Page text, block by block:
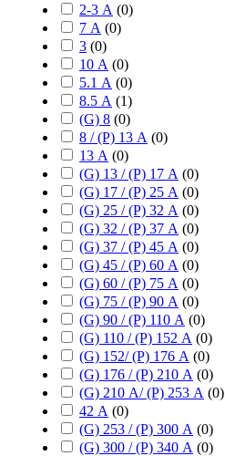
2-3 А (0)
7 А (0)
3 (0)
10 А (0)
5.1 А (0)
8.5 А (1)
(G) 8 (0)
8 / (P) 13 А (0)
13 А (0)
(G) 13 / (P) 17 А (0)
(G) 17 / (P) 25 А (0)
(G) 25 / (P) 32 А (0)
(G) 32 / (P) 37 А (0)
(G) 37 / (P) 45 А (0)
(G) 45 / (P) 60 А (0)
(G) 60 / (P) 75 А (0)
(G) 75 / (P) 90 А (0)
(G) 90 / (P) 110 А (0)
(G) 110 / (P) 152 А (0)
(G) 152/ (P) 176 А (0)
(G) 176 / (P) 210 А (0)
(G) 210 А/ (P) 253 А (0)
42 А (0)
(G) 253 / (P) 300 А (0)
(G) 300 / (P) 340 А (0)